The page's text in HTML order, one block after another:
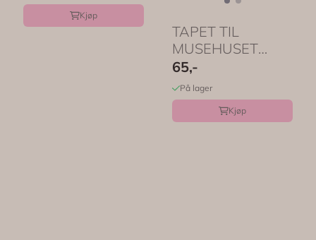
Kjøp
TAPET TIL
MUSEHUSET
ANNEKS – til 3
rom – Maileg
65,-
På lager
Kjøp